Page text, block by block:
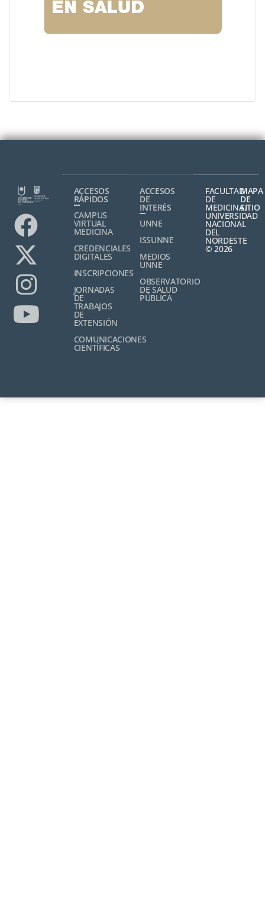
ACCESOS
RÁPIDOS
CAMPUS
VIRTUAL
MEDICINA
CREDENCIALES
DIGITALES
INSCRIPCIONES
JORNADAS
DE
TRABAJOS
DE
EXTENSIÓN
COMUNICACIONES
CIENTÍFICAS
ACCESOS
DE
INTERÉS
UNNE
ISSUNNE
MEDIOS
UNNE
OBSERVATORIO
DE SALUD
PÚBLICA
FACULTAD
DE
MEDICINA,
UNIVERSIDAD
NACIONAL
DEL
NORDESTE
© 2026
MAPA
DE
SITIO